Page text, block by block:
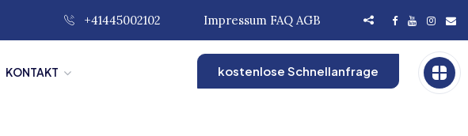
+41445002102 Impressum FAQ AGB
KONTAKT kostenlose Schnellanfrage